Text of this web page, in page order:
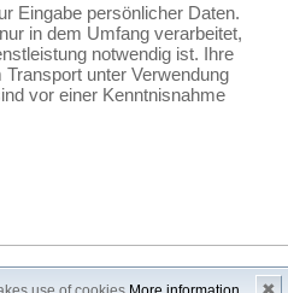
Eingabe persönlicher Daten.
in dem Umfang verarbeitet,
notwendig ist. Ihre
unter Verwendung
vor einer Kenntnisnahme